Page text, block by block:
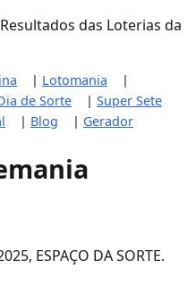
das Loterias da
| Lotomania
|
de Sorte | Super Sete
| Blog | Gerador
ESPAÇO DA SORTE.